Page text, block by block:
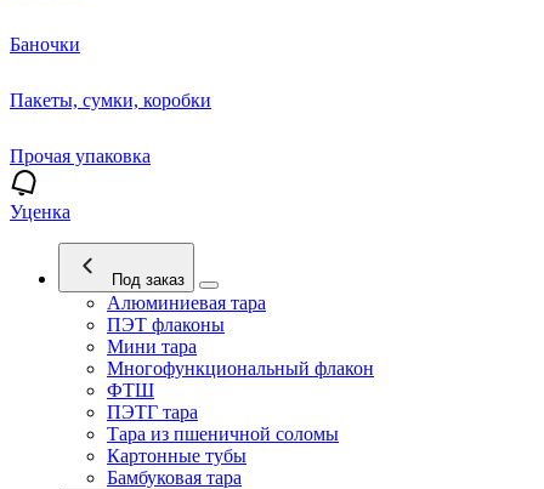
Баночки
Пакеты, сумки, коробки
Прочая упаковка
Уценка
Под заказ
Алюминиевая тара
ПЭТ флаконы
Мини тара
Многофункциональный флакон
ФТШ
ПЭТГ тара
Тара из пшеничной соломы
Картонные тубы
Бамбуковая тара